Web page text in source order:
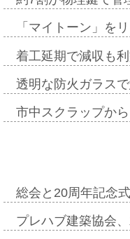
「マイトーン」を
着工延期で減収も
透明な防火ガラス
市中スクラップか
総会と20周年記念
プレハブ建築協会